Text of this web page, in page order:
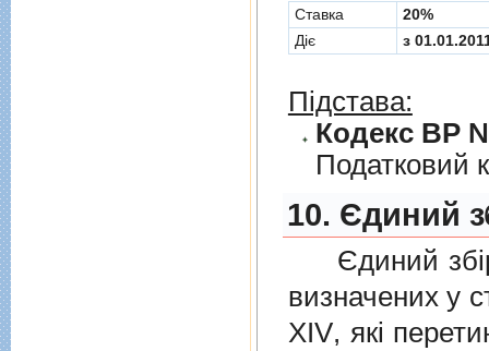
Cтавка
20%
Діє
з
Підстава:
Кодекс ВР №
Податковий
10. Єдиний
Єдиний збiр
визначених у
XIV, якi